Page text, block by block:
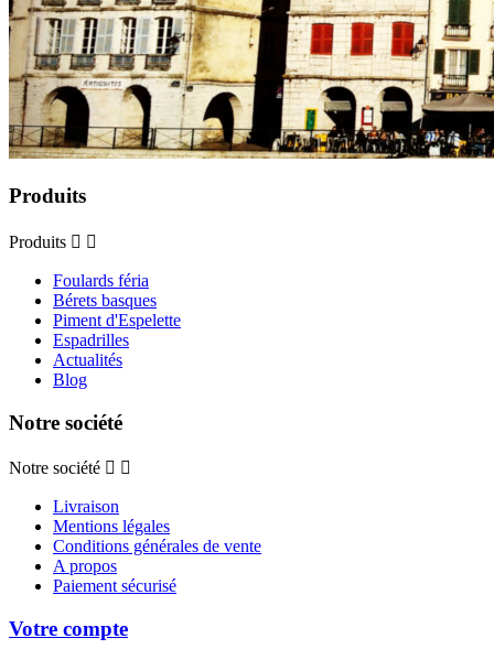
Produits
Produits  
Foulards féria
Bérets basques
Piment d'Espelette
Espadrilles
Actualités
Blog
Notre société
Notre société  
Livraison
Mentions légales
Conditions générales de vente
A propos
Paiement sécurisé
Votre compte